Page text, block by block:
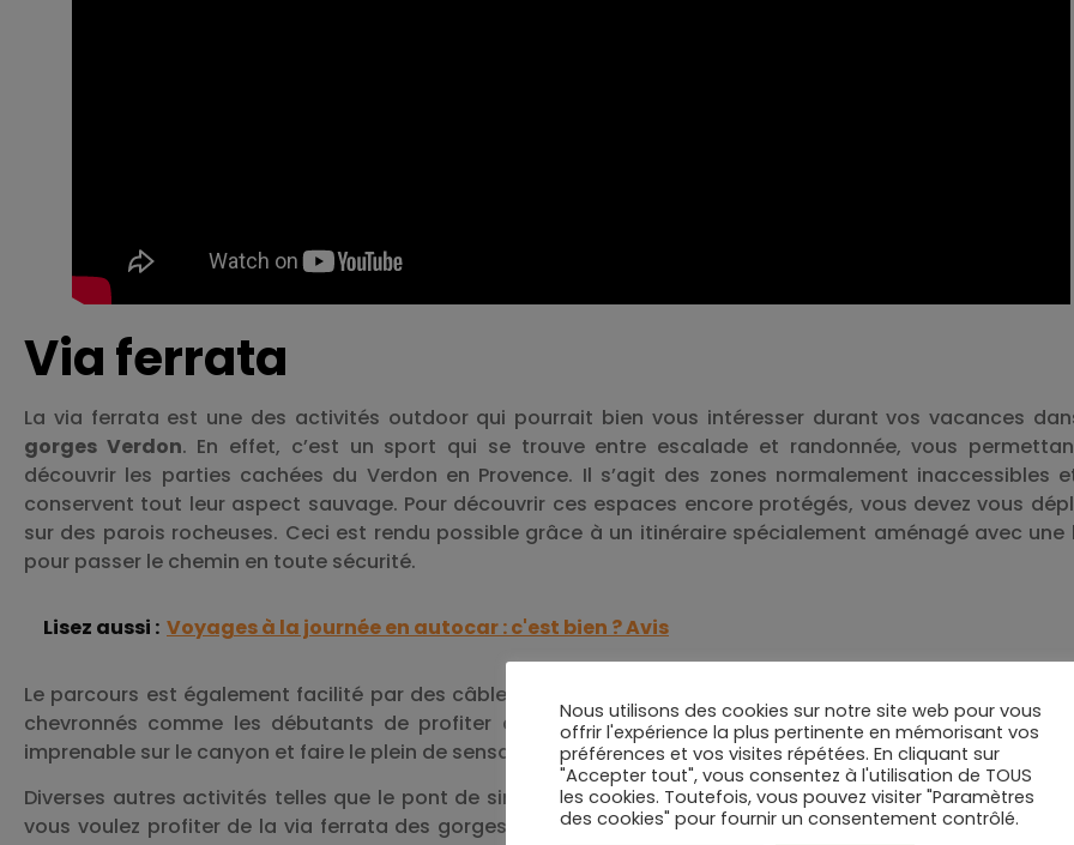
Via ferrata
La via ferrata est une des activités outdoor qui pourrait bien vous intéresser durant vos vacances
gorges Verdon. En effet, c’est un sport qui se trouve entre escalade et randonnée, vous
découvrir les parties cachées du Verdon en Provence. Il s’agit des zones normalement inaccessibles
conservent tout leur aspect sauvage. Pour découvrir ces espaces encore protégés, vous devez vous
sur des parois rocheuses. Ceci est rendu possible grâce à un itinéraire spécialement aménagé avec une
pour passer le chemin en toute sécurité.
Lisez aussi : Voyages à la journée en autocar : c'est bien ? Avis
Le parcours est également facilité par des câbles, des échelles et des rampes. De quoi permettre aux
chevronnés comme les débutants de profiter de la via ferrata. C’est l’occasion rêvée pour avoir
imprenable sur le canyon et faire le plein de sensations.
Diverses autres activités telles que le pont de singe ou une tyrolienne vous sont proposées sur le
vous voulez profiter de la via ferrata des gorges du Verdon, rendez-vous à 40 minutes de Castellane.
Nous utilisons des cookies sur notre site web pour vous
offrir l'expérience la plus pertinente en mémorisant vos
préférences et vos visites répétées. En cliquant sur
"Accepter tout", vous consentez à l'utilisation de TOUS
les cookies. Toutefois, vous pouvez visiter "Paramètres
des cookies" pour fournir un consentement contrôlé.